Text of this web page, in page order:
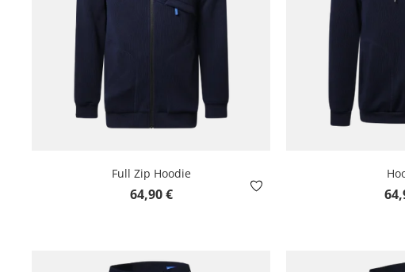
Full Zip Hoodie
Regulärer Preis:
64,90 €